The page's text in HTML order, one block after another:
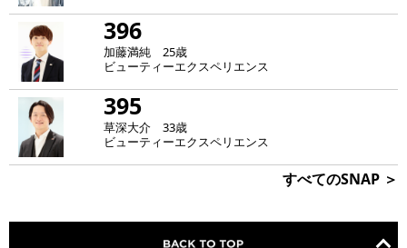
396
加藤満純 25歳
ビューティーエクスペリエンス
395
草深大介 33歳
ビューティーエクスペリエンス
すべてのSNAP ＞